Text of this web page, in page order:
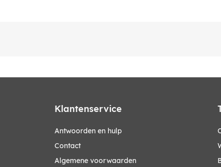
Klantenservice
Antwoorden en hulp
Contact
Algemene voorwaarden